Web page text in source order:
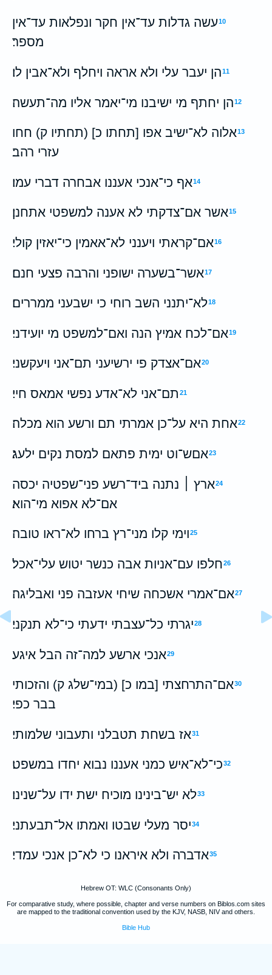
10עשה גדלות עד־אין חקר ונפלאות עד־אין
מספר׃
11הן יעבר עלי ולא אראה ויחלף ולא־אבין לו׃
12הן יחתף מי ישיבנו מי־יאמר אליו מה־תעשה׃
13אלוה לא־ישיב אפו [תחתו כ] (תחתיו ק) חחו
עזרי רהב׃
14אף כי־אנכי אעננו אבחרה דברי עמו׃
15אשר אם־צדקתי לא אענה למשפטי אתחנן׃
16אם־קראתי ויענני לא־אאמין כי־יאזין קולי׃
17אשר־בשערה ישופני והרבה פצעי חנם׃
18לא־יתנני השב רוחי כי ישבעני ממררים׃
19אם־לכח אמיץ הנה ואם־למשפט מי יועידני׃
20אם־אצדק פי ירשיעני תם־אני ויעקשני׃
21 תם־אני לא־אדע נפשי אמאס חיי׃
22אחת היא על־כן אמרתי תם ורשע הוא מכלה׃
23אםש־וט ימית פתאם למסת נקים ילעג׃
24ארץ ׀ נתנה ביד־רשע פני־שפטיה יכסה
אם־לא אפוא מי־הוא׃
25וימי קלו מני־רץ ברחו לא־ראו טובה׃
26חלפו עם־אניות אבה כנשר יטוש עלי־אכל׃
27אם־אמרי אשכחה שיחי אעזבה פני ואבליגה׃
28יגרתי כל־עצבתי ידעתי כי־לא תנקני׃
29אנכי ארשע למה־זה הבל איגע׃
30אם־התרחצתי [במו כ] (במי־שלג ק) והזכותי
בבר כפי׃
31אז בשחת תטבלני ותעבוני שלמותי׃
32כי־לא־איש כמני אעננו נבוא יחדו במשפט׃
33לא יש־בינינו מוכיח ישת ידו על־שנינו׃
34יסר מעלי שבטו ואמתו אל־תבעתני׃
35אדברה ולא איראנו כי לא־כן אנכי עמדי׃
Hebrew OT: WLC (Consonants Only)
For comparative study, where possible, chapter and verse numbers on Biblos.com sites
are mapped to the traditional convention used by the KJV, NASB, NIV and others.
Bible Hub